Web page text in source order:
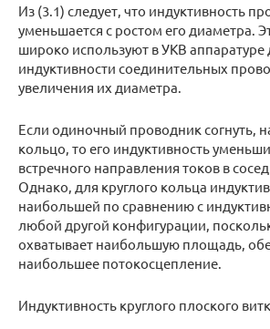
Из (3.1) следует, что индуктивность
уменьшается с ростом его диаметра.
широко используют в УКВ
индуктивности соединительных
увеличения их диаметра.
Если одиночный проводник согнуть,
кольцо, то его индуктивность
встречного направления токов в
Однако, для круглого кольца
наибольшей по сравнению с
любой другой конфигурации,
охватывает наибольшую площадь,
наибольшее потокосцепление.
Индуктивность круглого плоского